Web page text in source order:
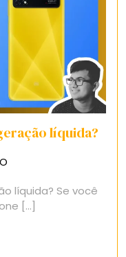
líquida?
líquida? Se você
[...]